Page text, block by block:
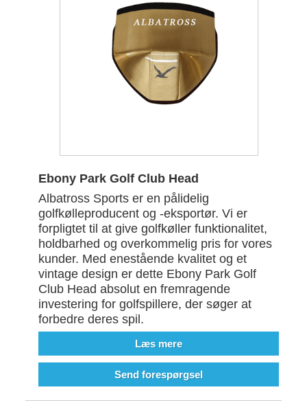
Ebony Park Golf Club Head
Albatross Sports er en pålidelig
golfkølleproducent og -eksportør. Vi er
forpligtet til at give golfkøller funktionalitet,
holdbarhed og overkommelig pris for vores
kunder. Med enestående kvalitet og et
vintage design er dette Ebony Park Golf
Club Head absolut en fremragende
investering for golfspillere, der søger at
forbedre deres spil.
Læs mere
Send forespørgsel